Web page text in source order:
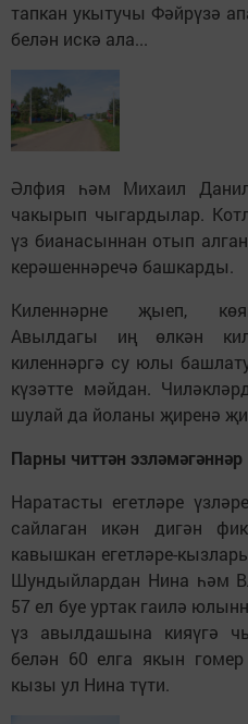
тапкан укытучы Фәйрүзә
белән искә ала...
Әлфия һәм Михаил
чакырып чыгардылар.
үз бианасыннан отып
керәшеннәречә башкарды.
Киленнәрне җыеп,
Авылдагы иң өлкән
киленнәргә су юлы
күзәтте мәйдан.
шулай да йоланы җиренә
Парны читтән эзләмәгәннәр
Наратасты егетләре
сайлаган икән дигән
кавышкан егетләре-
Шундыйлардан Нина һәм
57 ел буе уртак гаилә
үз авылдашына кияүгә
белән 60 елга якын
кызы ул Нина түти.